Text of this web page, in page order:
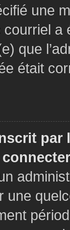
une
a
que
était
par
une